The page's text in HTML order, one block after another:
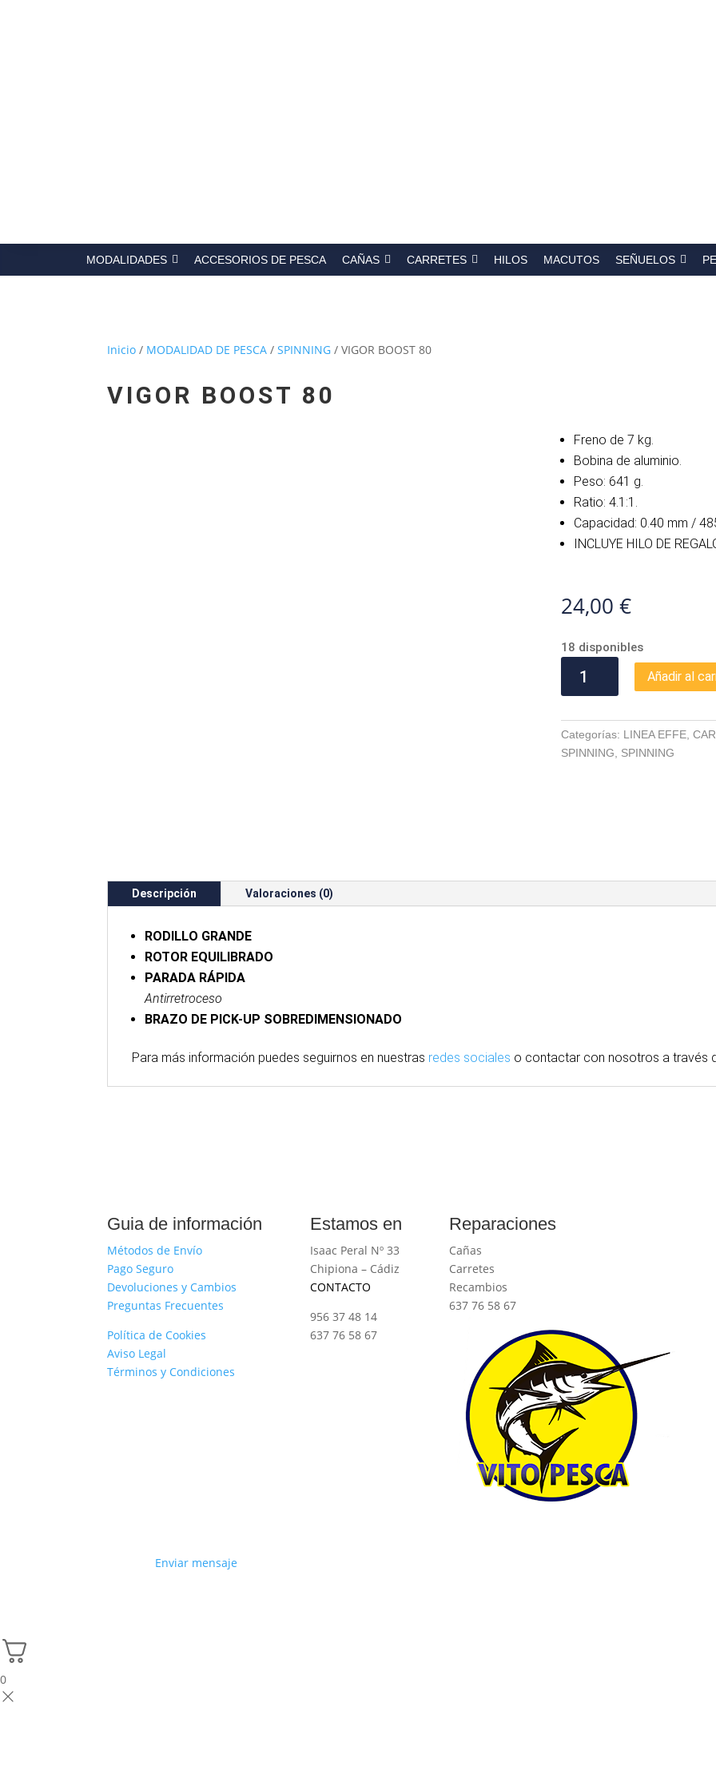
MODALIDADES ACCESORIOS DE PESCA CAÑAS CARRETES HILOS MACUTOS SEÑUELOS
Inicio / MODALIDAD DE PESCA /SPINNING / VIGOR BOOST 80
VIGOR BOOST 80
Freno de 7 kg.
Bobina de aluminio.
Peso: 641 g.
Ratio: 4.1:1.
Capacidad: 0.40 mm /
INCLUYE HILO DE
24,00 €
18 disponibles
BOOST
cantidad
Añadir al
Categorías: LINEA EFFE,
SPINNING
SPINNING
Descripción Valoraciones (0)
RODILLO GRANDE
ROTOR EQUILIBRADO
PARADA RÁPIDA
Antirretroceso
BRAZO DE PICK-UP SOBREDIMENSIONADO
Para más información puedes seguirnos en nuestras redes sociales o contactar con nosotros a través
Guia de información
Métodos de Envío
Pago Seguro
Devoluciones y Cambios
Preguntas Frecuentes
Política de Cookies
Aviso Legal
Términos y Condiciones
Estamos en
Isaac Peral Nº 33
Chipiona – Cádiz
CONTACTO
956 37 48 14
637 76 58 67
Reparaciones
Cañas
Carretes
Recambios
637 76 58 67
Enviar mensaje
0